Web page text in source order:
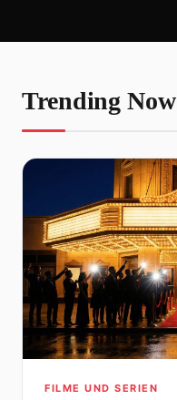
Trending Now
FILME UND SERIEN